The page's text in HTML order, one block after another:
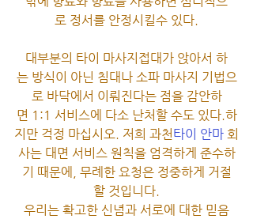
로 정서를 안정시킬수 있다.
대부분의 타이 마사지접대가 앉아서 하
는 방식이 아닌 침대나 소파 마사지 기법으
로 바닥에서 이뤄진다는 점을 감안하
면 1:1 서비스에 다소 난처할 수도 있다.하
지만 걱정 마십시오. 저희 과천타이 안마 회
사는 대면 서비스 원칙을 엄격하게 준수하
기 때문에, 무례한 요청은 정중하게 거절
할 것입니다.
우리는 확고한 신념과 서로에 대한 믿음